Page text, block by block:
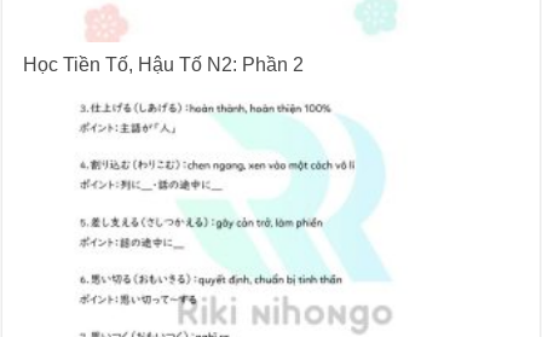
Học Tiền Tố, Hậu Tố N2: Phần 2